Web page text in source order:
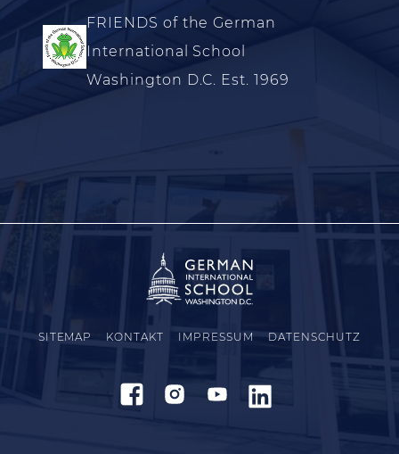
FRIENDS of the German
International School
Washington D.C. Est. 1969
SITEMAP KONTAKT IMPRESSUM DATENSCHUTZ